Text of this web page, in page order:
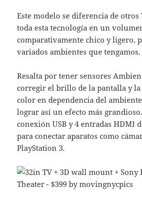
Este modelo se diferencia de otros
toda esta tecnología en un
comparativamente chico y ligero,
variados ambientes que tengamos.
Resalta por tener sensores
corregir el brillo de la pantalla y
color en dependencia del
lograr así un efecto más
conexión USB y 4 entradas HDMI
para conectar aparatos como
PlayStation 3.